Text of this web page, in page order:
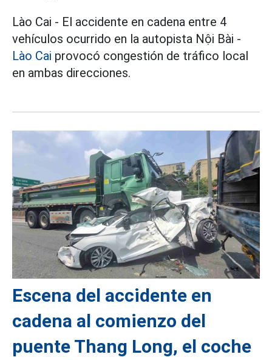
Lào Cai - El accidente en cadena entre 4
vehículos ocurrido en la autopista Nội Bài -
Lào Cai provocó congestión de tráfico local
en ambas direcciones.
Escena del accidente en
cadena al comienzo del
puente Thang Long, el coche